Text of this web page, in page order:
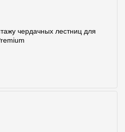
чердачных лестниц для